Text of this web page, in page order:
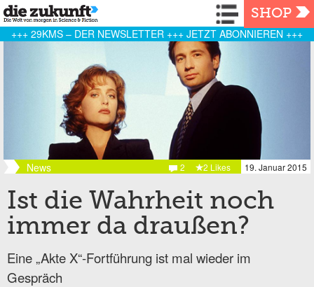
Navigation
SHOP
+++ 29KMS – DER NEWSLETTER +++ JETZT ABONNIEREN +++
News 19. Januar 2015
2 Likes
2
Ist die Wahrheit noch
immer da draußen?
Eine „Akte X“-Fortführung ist mal wieder im
Gespräch